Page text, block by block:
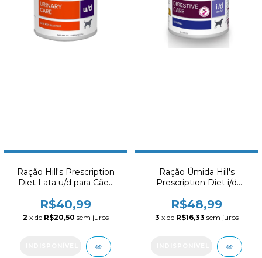
Ração Hill's Prescription
Diet Lata u/d para Cães
370g
R$40,99
2 x de R$20,50 sem juros
Ração Úmida Hill's
Prescription Diet i/d
com Baixa Caloria para
Cães 370g
R$48,99
3 x de R$16,33 sem juros